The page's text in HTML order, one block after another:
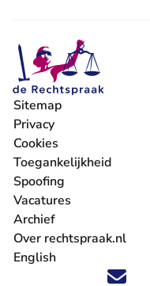
Volg ons op X (Twitter)
Volg ons op
Volg ons op
Volg ons op
Volg ons
'Blijf
Sitemap
Privacy
Cookies
Toegankelijkheid
Spoofing
Vacatures
- U verlaat
Archief
Over rechtspraak.nl
English